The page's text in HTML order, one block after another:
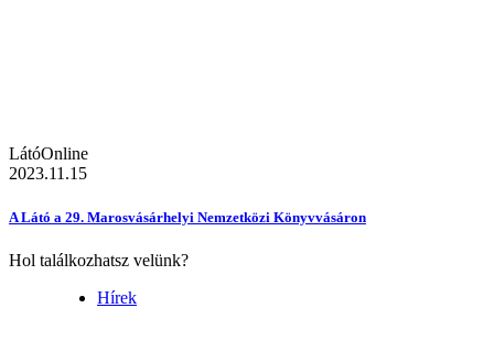
LátóOnline
2023.11.15
A Látó a 29. Marosvásárhelyi Nemzetközi Könyvvásáron
Hol találkozhatsz velünk?
Hírek